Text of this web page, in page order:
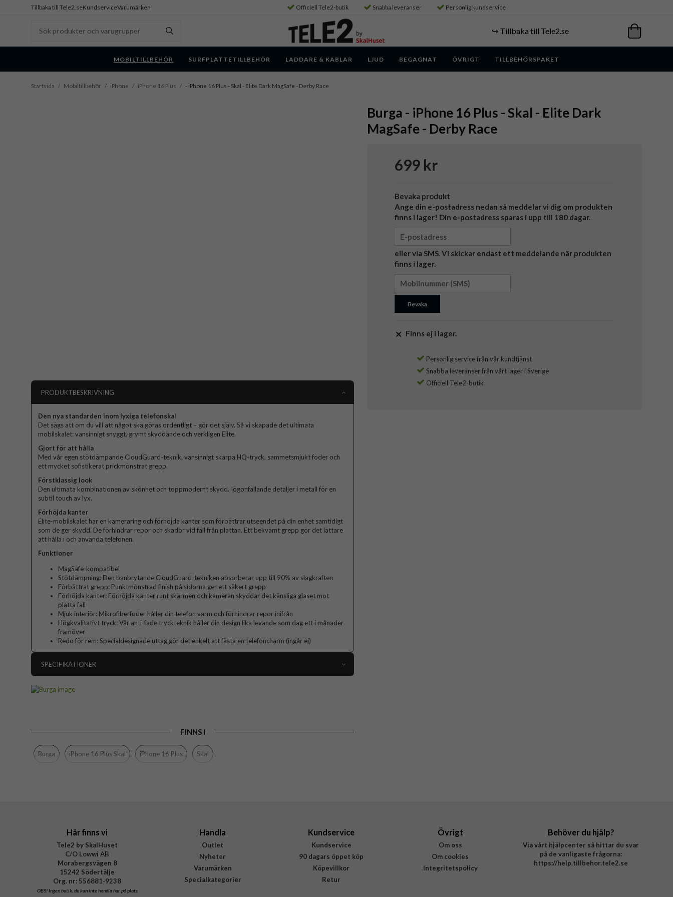
Tillbaka till Tele2.seKundserviceVarumärken Officiell Tele2-butik Snabba leveranser Personlig kundservice
↪️ Tillbaka till Tele2.se
MOBILTILLBEHÖR SURFPLATTETILLBEHÖR LADDARE & KABLAR LJUD BEGAGNAT ÖVRIGT TILLBEHÖRSPAKET
Startsida / Mobiltillbehör / iPhone / iPhone 16 Plus / - iPhone 16 Plus - Skal - Elite Dark MagSafe - Derby Race
Burga - iPhone 16 Plus - Skal - Elite Dark
MagSafe - Derby Race
699 kr
Bevaka produkt
Ange din e-postadress nedan så meddelar vi dig om produkten
finns i lager! Din e-postadress sparas i upp till 180 dagar.
eller via SMS. Vi skickar endast ett meddelande när produkten
finns i lager.
Bevaka
Finns ej i lager.
Personlig service från vår kundtjänst
Snabba leveranser från vårt lager i Sverige
Officiell Tele2-butik
PRODUKTBESKRIVNING
Den nya standarden inom lyxiga telefonskal
Det sägs att om du vill att något ska göras ordentligt – gör det själv. Så vi skapade det ultimata
mobilskalet: vansinnigt snyggt, grymt skyddande och verkligen Elite.
Gjort för att hålla
Med vår egen stötdämpande CloudGuard-teknik, vansinnigt skarpa HQ-tryck, sammetsmjukt foder och
ett mycket sofistikerat prickmönstrat grepp.
Förstklassig look
Den ultimata kombinationen av skönhet och toppmodernt skydd. Iögonfallande detaljer i metall för en
subtil touch av lyx.
Förhöjda kanter
Elite-mobilskalet har en kameraring och förhöjda kanter som förbättrar utseendet på din enhet samtidigt
som de ger skydd. De förhindrar repor och skador vid fall från plattan. Ett bekvämt grepp gör det lättare
att hålla i och använda telefonen.
Funktioner
MagSafe-kompatibel
Stötdämpning: Den banbrytande CloudGuard-tekniken absorberar upp till 90% av slagkraften
Förbättrat grepp: Punktmönstrad finish på sidorna ger ett säkert grepp
Förhöjda kanter: Förhöjda kanter runt skärmen och kameran skyddar det känsliga glaset mot
platta fall
Mjuk interiör: Mikrofiberfoder håller din telefon varm och förhindrar repor inifrån
Högkvalitativt tryck: Vår anti-fade tryckteknik håller din design lika levande som dag ett i månader
framöver
Redo för rem: Specialdesignade uttag gör det enkelt att fästa en telefoncharm (ingår ej)
SPECIFIKATIONER
Egenskaper
Stöttålig
Färg
FINNS I
Burga iPhone 16 Plus Skal iPhone 16 Plus Skal
Här finns vi
Tele2 by SkalHuset
C/O Lowwi AB
Morabergsvägen 8
15242 Södertälje
Org. nr: 556881-9238
OBS!Ingen butik, du kan inte handla här på plats
Handla
Outlet
Nyheter
Varumärken
Specialkategorier
Kundservice
Kundservice
90 dagars öppet köp
Köpevillkor
Retur
Övrigt
Om oss
Om cookies
Integritetspolicy
Behöver du hjälp?
Via vårt hjälpcenter så hittar du svar
på de vanligaste frågorna:
https://help.tillbehor.tele2.se